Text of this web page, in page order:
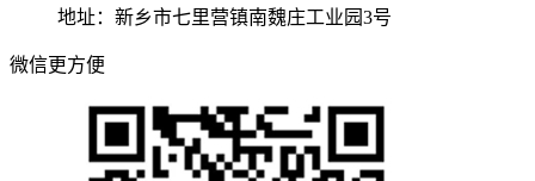
地址：新乡市七里营镇南魏庄工业园3号
微信更方便